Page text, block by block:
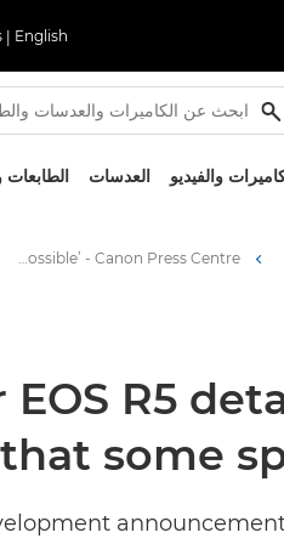
English
|
والفيديو العدسات
Canon reveals further EOS R5 details – shutting down speculation that some specs are ‘impossible’ - Canon Press Centre
R5
some